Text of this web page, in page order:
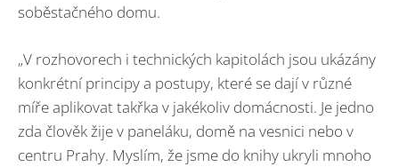
soběstačného domu.
„V rozhovorech i technických kapitolách jsou ukázány
konkrétní principy a postupy, které se dají v různé
míře aplikovat takřka v jakékoliv domácnosti. Je jedno
zda člověk žije v paneláku, domě na vesnici nebo v
centru Prahy. Myslím, že jsme do knihy ukryli mnoho